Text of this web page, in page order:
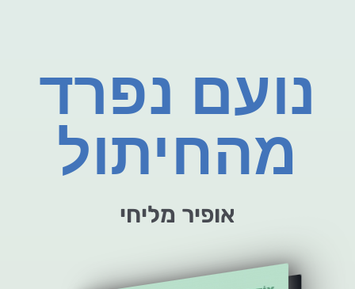
נועם נפרד
מהחיתול
אופיר מליחי